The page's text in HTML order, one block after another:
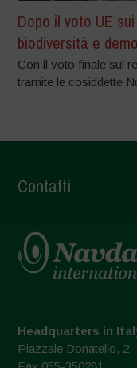
Dopo il voto UE
biodiversità e
Con il voto finale sul
tramite le cosiddette
Contatti
Headquarters in
Piazzale Donatello, 2